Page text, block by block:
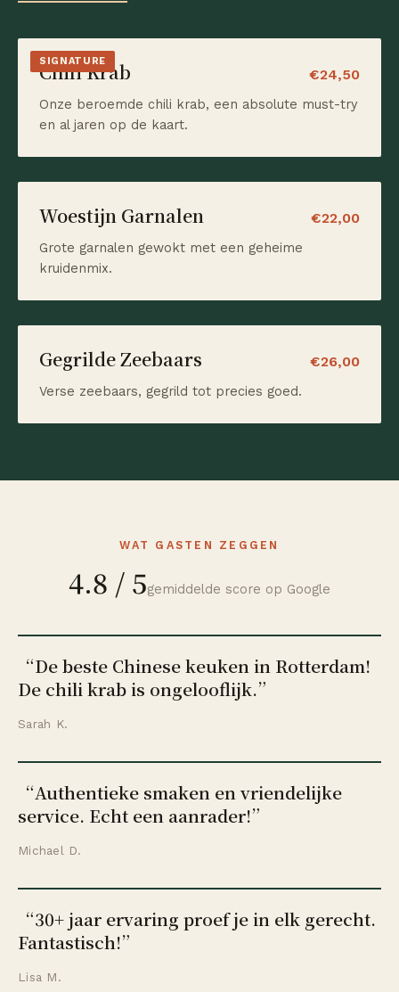
SIGNATURE
Chili Krab €24,50
Onze beroemde chili krab, een absolute must-try
en al jaren op de kaart.
Woestijn Garnalen €22,00
Grote garnalen gewokt met een geheime
kruidenmix.
Gegrilde Zeebaars €26,00
Verse zeebaars, gegrild tot precies goed.
WAT GASTEN ZEGGEN
4.8 / 5gemiddelde score op Google
“De beste Chinese keuken in Rotterdam!
De chili krab is ongelooflijk.”
Sarah K.
“Authentieke smaken en vriendelijke
service. Echt een aanrader!”
Michael D.
“30+ jaar ervaring proef je in elk gerecht.
Fantastisch!”
Lisa M.